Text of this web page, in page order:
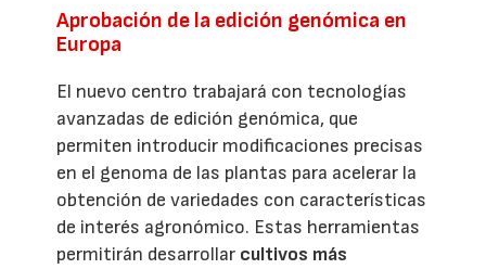
Aprobación de la edición genómica en
Europa
El nuevo centro trabajará con tecnologías
avanzadas de edición genómica, que
permiten introducir modificaciones precisas
en el genoma de las plantas para acelerar la
obtención de variedades con características
de interés agronómico. Estas herramientas
permitirán desarrollar cultivos más